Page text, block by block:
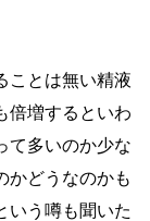
ことは無い精液
倍増するといわ
て多いのか少な
かどうなのかも
いう噂も聞いた